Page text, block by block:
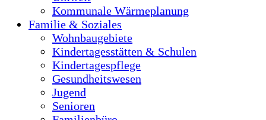
Kommunale Wärmeplanung
Familie & Soziales
Wohnbaugebiete
Kindertagesstätten & Schulen
Kindertagespflege
Gesundheitswesen
Jugend
Senioren